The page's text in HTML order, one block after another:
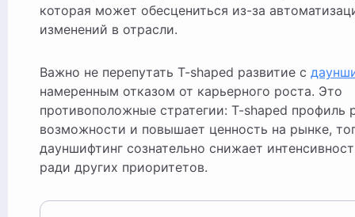
которая может обесцениться из-за
изменений в отрасли.
Важно не перепутать T-shaped развитие с
намеренным отказом от карьерного роста. Это
противоположные стратегии: T-shaped профиль
возможности и повышает ценность на рынке,
дауншифтинг сознательно снижает
ради других приоритетов.